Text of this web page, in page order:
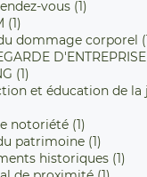
vous (1)
(1)
dommage corporel
D'ENTREPRISE
(1)
et éducation de la
notoriété (1)
patrimoine (1)
historiques (1)